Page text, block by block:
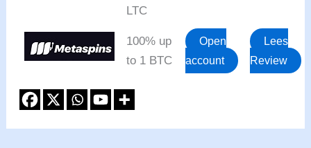
LTC
100% up
to 1 BTC
Open
account
Lees
Review